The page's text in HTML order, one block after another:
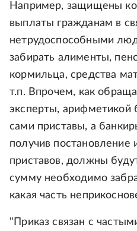
Например, защищены
выплаты гражданам в
нетрудоспособными
забирать алименты,
кормильца, средства
т.п. Впрочем, как
эксперты, арифметикой
сами приставы, а
получив
приставов, должны
сумму необходимо
какая часть
"Приказ связан с